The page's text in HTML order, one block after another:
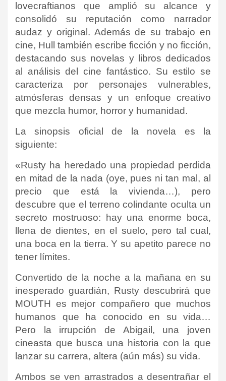
lovecraftianos que amplió su alcance y
consolidó su reputación como narrador
audaz y original. Además de su trabajo en
cine, Hull también escribe ficción y no ficción,
destacando sus novelas y libros dedicados
al análisis del cine fantástico. Su estilo se
caracteriza por personajes vulnerables,
atmósferas densas y un enfoque creativo
que mezcla humor, horror y humanidad.
La sinopsis oficial de la novela es la
siguiente:
«Rusty ha heredado una propiedad perdida
en mitad de la nada (oye, pues ni tan mal, al
precio que está la vivienda…), pero
descubre que el terreno colindante oculta un
secreto mostruoso: hay una enorme boca,
llena de dientes, en el suelo, pero tal cual,
una boca en la tierra. Y su apetito parece no
tener límites.
Convertido de la noche a la mañana en su
inesperado guardián, Rusty descubrirá que
MOUTH es mejor compañero que muchos
humanos que ha conocido en su vida…
Pero la irrupción de Abigail, una joven
cineasta que busca una historia con la que
lanzar su carrera, altera (aún más) su vida.
Ambos se ven arrastrados a desentrañar el